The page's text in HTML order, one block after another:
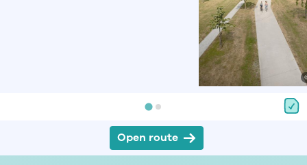
Open route